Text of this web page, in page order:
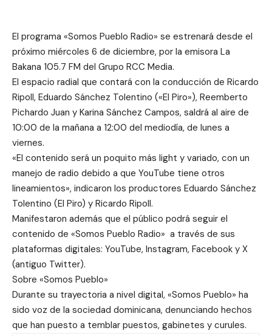
El programa «Somos Pueblo Radio» se estrenará desde el
próximo miércoles 6 de diciembre, por la emisora La
Bakana 105.7 FM del Grupo RCC Media.
El espacio radial que contará con la conducción de Ricardo
Ripoll, Eduardo Sánchez Tolentino («El Piro»), Reemberto
Pichardo Juan y Karina Sánchez Campos, saldrá al aire de
10:00 de la mañana a 12:00 del mediodía, de lunes a
viernes.
«El contenido será un poquito más light y variado, con un
manejo de radio debido a que YouTube tiene otros
lineamientos», indicaron los productores Eduardo Sánchez
Tolentino (El Piro) y Ricardo Ripoll.
Manifestaron además que el público podrá seguir el
contenido de «Somos Pueblo Radio» a través de sus
plataformas digitales: YouTube, Instagram, Facebook y X
(antiguo Twitter).
Sobre «Somos Pueblo»
Durante su trayectoria a nivel digital, «Somos Pueblo» ha
sido voz de la sociedad dominicana, denunciando hechos
que han puesto a temblar puestos, gabinetes y curules.